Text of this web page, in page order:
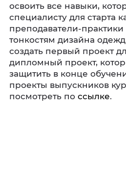
освоить все навыки,
специалисту для старта
преподаватели-
тонкостям дизайна
создать первый проект
дипломный проект,
защитить в конце
проекты выпускников
посмотреть поссылке.